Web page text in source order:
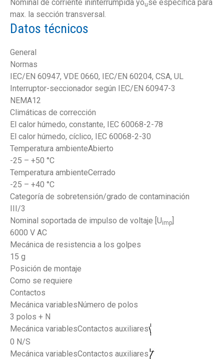
Nominal de corriente ininterrumpida youse especifica para
max. la sección transversal.
Datos técnicos
General
Normas
IEC/EN 60947, VDE 0660, IEC/EN 60204, CSA, UL
Interruptor-seccionador según IEC/EN 60947-3
NEMA12
Climáticas de corrección
El calor húmedo, constante, IEC 60068-2-78
El calor húmedo, cíclico, IEC 60068-2-30
Temperatura ambienteAbierto
-25 – +50 °C
Temperatura ambienteCerrado
-25 – +40 °C
Categoría de sobretensión/grado de contaminación
III/3
Nominal soportada de impulso de voltaje [Uimp
6000 V AC
Mecánica de resistencia a los golpes
15 g
Posición de montaje
Como se requiere
Contactos
Mecánica variablesNúmero de polos
3 polos + N
Mecánica variablesContactos auxiliares
0 N/S
Mecánica variablesContactos auxiliares